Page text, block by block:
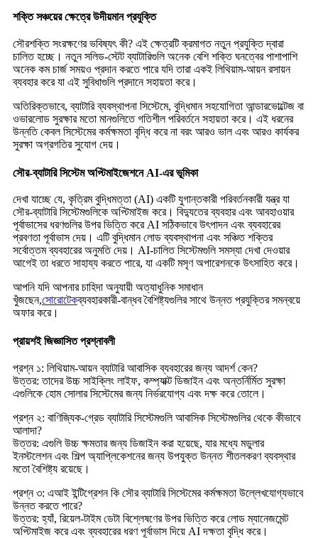
শক্তি সঞ্চয়ের ক্ষেত্রে উদীয়মান প্রযুক্তি
সৌরশক্তি সংরক্ষণের ভবিষ্যৎ কী? এই ক্ষেত্রটি ক্রমাগত নতুন প্রযুক্তি দ্বারা
চালিত হচ্ছে। নতুন সলিড-স্টেট ব্যাটারিগুলি অনেক বেশি শক্তি ঘনত্বের পাশাপাশি
অনেক কম চার্জ সময়ও প্রদান করতে পারে যদি তারা একই লিথিয়াম-আয়ন রসায়ন
ব্যবহার করে যা এই সুবিধাগুলি প্রদানে সহায়তা করে।
অতিরিক্তভাবে, ব্যাটারি ব্যবস্থাপনা সিস্টেমে, বুদ্ধিমান সহযোগিতা আন্ডারভোল্টেজ বা
ওভারলোড সুরক্ষার মতো মানগুলিতে গতিশীল পরিবর্তনে সহায়তা করে। এই ধরনের
উন্নতি কেবল সিস্টেমের কর্মক্ষমতা বৃদ্ধি করে না বরং আরও ভাল এবং আরও কার্যকর
সুরক্ষা অগ্রগতির সুযোগ দেয়।
সৌর-ব্যাটারি সিস্টেম অপ্টিমাইজেশনে AI-এর ভূমিকা
দেখা যাচ্ছে যে, কৃত্রিম বুদ্ধিমত্তা (AI) একটি যুগান্তকারী পরিবর্তনকারী যন্ত্র যা
সৌর-ব্যাটারি সিস্টেমগুলিকে অপ্টিমাইজ করে। বিদ্যুতের ব্যবহার এবং আবহাওয়ার
পূর্বাভাসের ধরণগুলির উপর ভিত্তি করে AI সঠিকভাবে উৎপাদন এবং ব্যবহারের
প্রবণতা পূর্বাভাস দেয়। এটি বুদ্ধিমান লোড ব্যবস্থাপনা এবং সঞ্চিত শক্তির
সর্বোত্তম ব্যবহারের অনুমতি দেয়। AI-চালিত সিস্টেমগুলি সমস্যা দেখা দেওয়ার
আগেই তা ধরতে সাহায্য করতে পারে, যা একটি মসৃণ অপারেশনকে উৎসাহিত করে।
আপনি যদি আপনার চাহিদা অনুযায়ী অত্যাধুনিক সমাধান
খুঁজছেন,সোরোটেকব্যবহারকারী-বান্ধব বৈশিষ্ট্যগুলির সাথে উন্নত প্রযুক্তির সমন্বয়ে
অফার করে।
প্রায়শই জিজ্ঞাসিত প্রশ্নাবলী
প্রশ্ন ১: লিথিয়াম-আয়ন ব্যাটারি আবাসিক ব্যবহারের জন্য আদর্শ কেন?
উত্তর: তাদের উচ্চ সাইক্লিং লাইফ, কম্প্যাক্ট ডিজাইন এবং অন্তর্নির্মিত সুরক্ষা
এগুলিকে হোম সোলার সিস্টেমের জন্য নির্ভরযোগ্য এবং দক্ষ করে তোলে।
প্রশ্ন ২: বাণিজ্যিক-গ্রেড ব্যাটারি সিস্টেমগুলি আবাসিক সিস্টেমগুলির থেকে কীভাবে
আলাদা?
উত্তর: এগুলি উচ্চ ক্ষমতার জন্য ডিজাইন করা হয়েছে, যার মধ্যে মডুলার
ইনস্টলেশন এবং শিল্প অ্যাপ্লিকেশনের জন্য উপযুক্ত উন্নত শীতলকরণ ব্যবস্থার
মতো বৈশিষ্ট্য রয়েছে।
প্রশ্ন ৩: এআই ইন্টিগ্রেশন কি সৌর ব্যাটারি সিস্টেমের কর্মক্ষমতা উল্লেখযোগ্যভাবে
উন্নত করতে পারে?
উত্তর: হ্যাঁ, রিয়েল-টাইম ডেটা বিশ্লেষণের উপর ভিত্তি করে লোড ম্যানেজমেন্ট
অপ্টিমাইজ করে এবং ব্যবহারের ধরণ পূর্বাভাস দিয়ে AI দক্ষতা বৃদ্ধি করে।